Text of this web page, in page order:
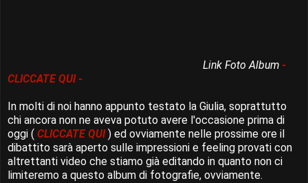
Link Foto Album -
CLICCATE QUI -
In molti di noi hanno appunto testato la Giulia, soprattutto
chi ancora non ne aveva potuto avere l'occasione prima di
oggi ( CLICCATE QUI) ed ovviamente nelle prossime ore il
dibattito sarà aperto sulle impressioni e feeling provati con
altrettanti video che stiamo già editando in quanto non ci
limiteremo a questo album di fotografie, ovviamente.